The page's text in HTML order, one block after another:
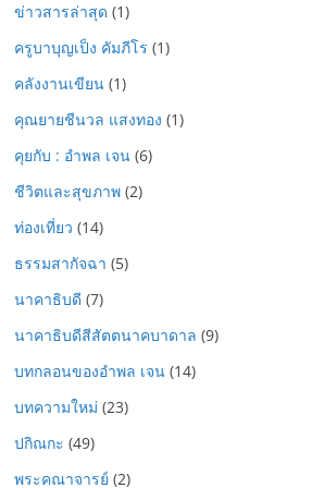
ข่าวสารล่าสุด (1)
ครูบาบุญเป็ง คัมภีโร (1)
คลังงานเขียน (1)
คุณยายชีนวล แสงทอง (1)
คุยกับ : อำพล เจน (6)
ชีวิตและสุขภาพ (2)
ท่องเที่ยว (14)
ธรรมสากัจฉา (5)
นาคาธิบดี (7)
นาคาธิบดีสีสัตตนาคบาดาล (9)
บทกลอนของอำพล เจน (14)
บทความใหม่ (23)
ปกิณกะ (49)
พระคณาจารย์ (2)